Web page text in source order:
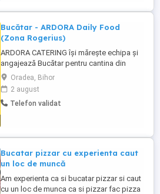
Bucătar - ARDORA Daily Food
(Zona Rogerius)
ARDORA CATERING își mărește echipa și
angajează Bucătar pentru cantina din
Oradea, zona Rogerius. Cerințe: *
Experiență în bucătărie (cantină, catering
sau restaurant constituie avantaj); *
Seriozitate, responsabilitate și
Oradea, Bihor
2 august
Telefon validat
Bucatar pizzar cu experienta caut
un loc de muncă
Am experienta ca si bucatar pizzar si caut
cu un loc de munca ca si pizzar fac pizza